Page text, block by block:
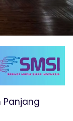
Panjang